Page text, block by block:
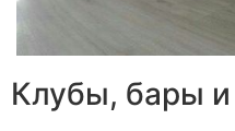
Клубы, бары